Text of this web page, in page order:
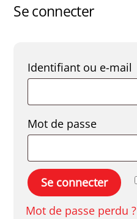
Se connecter
Identifiant ou e-mail
Mot de passe
Se connecter
Mot de passe perdu ?